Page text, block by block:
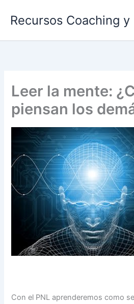
Recursos Coaching y
Leer la mente:
piensan los
Con el PNL aprenderemos como